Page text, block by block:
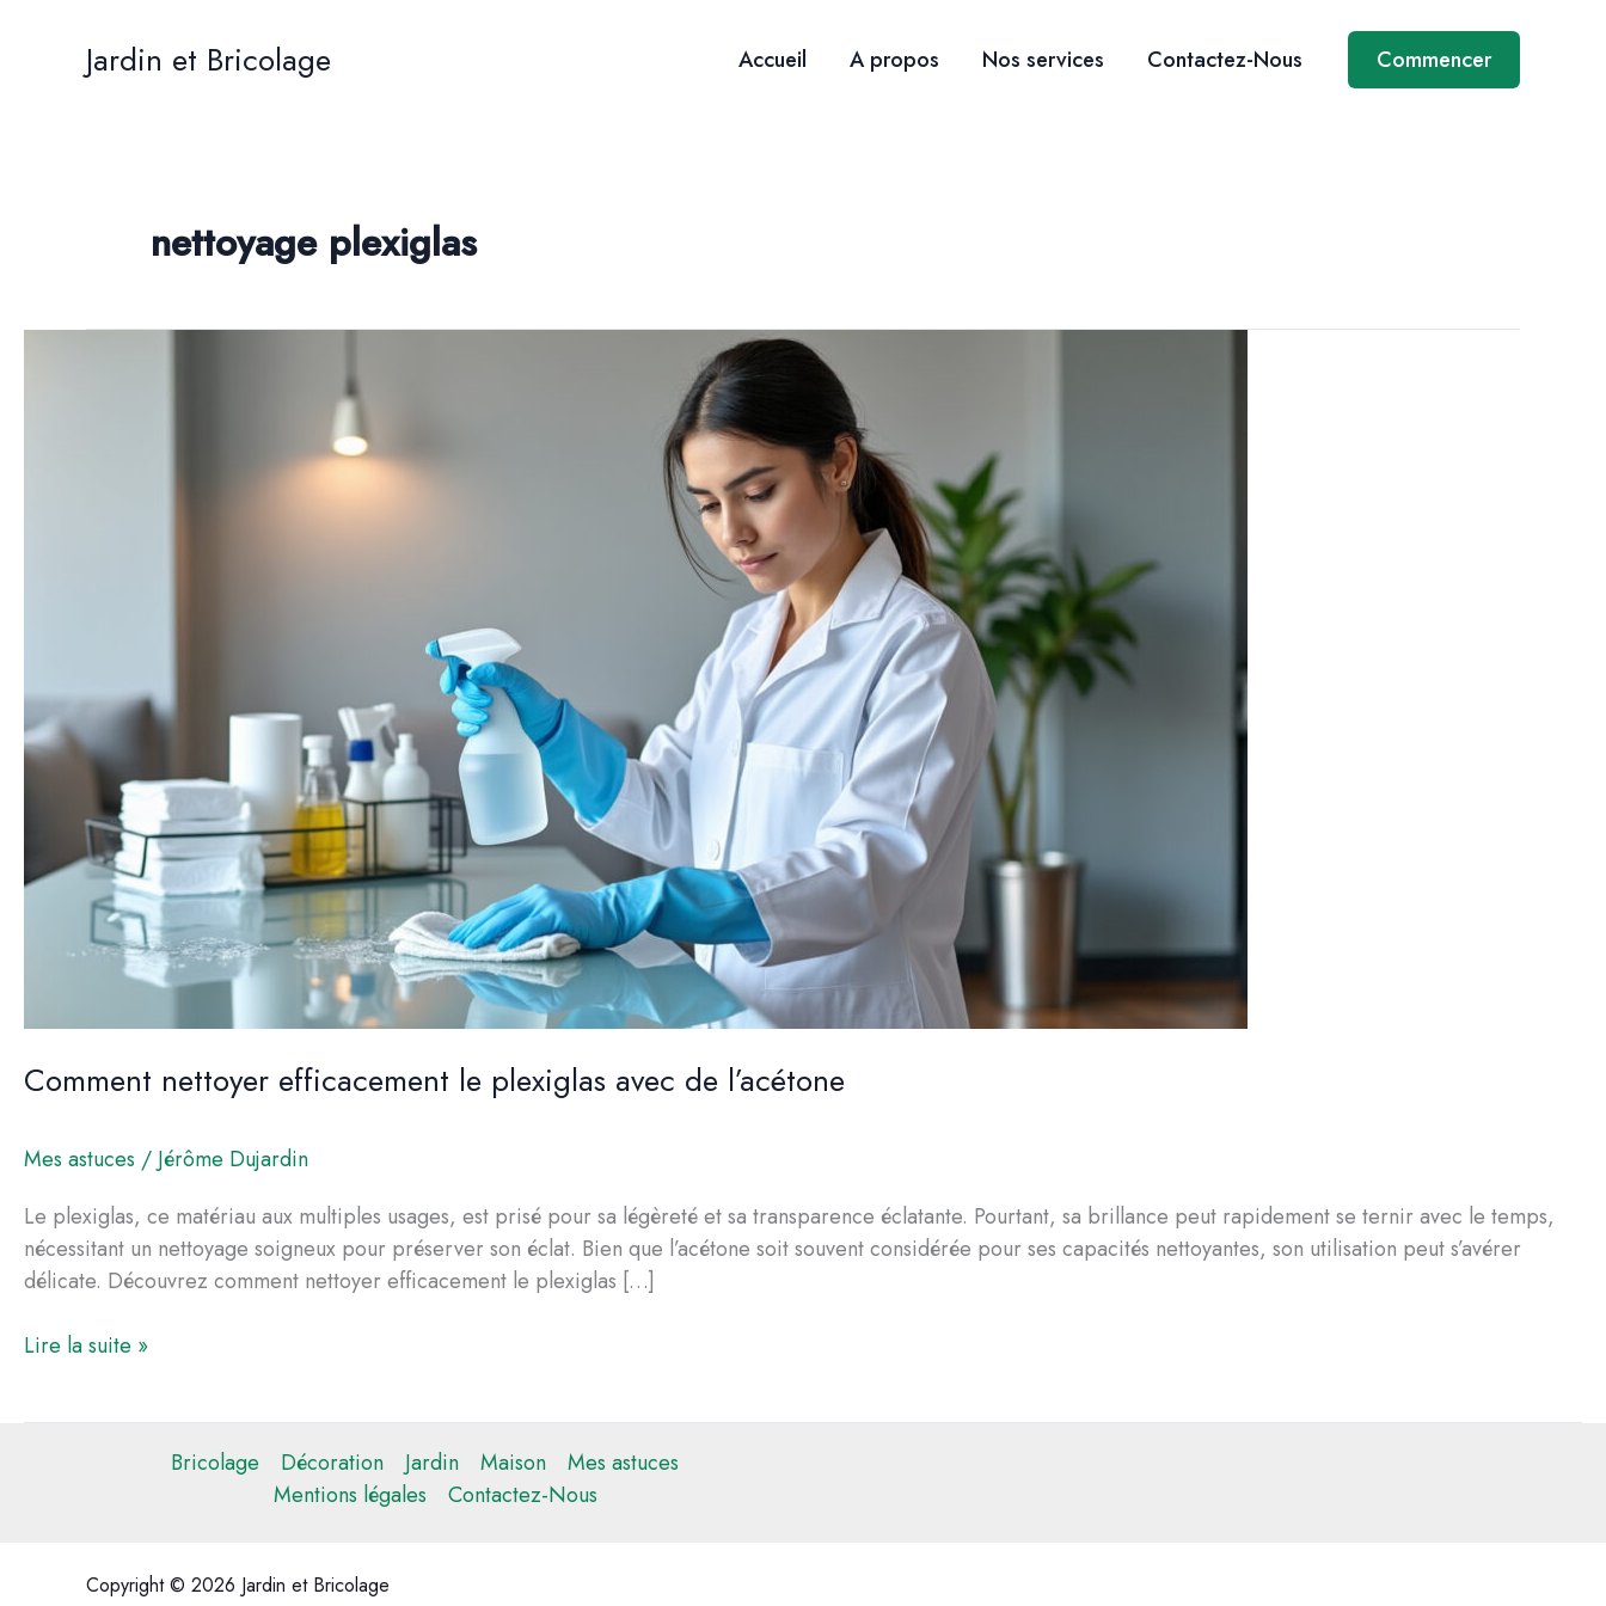
Jardin et Bricolage Accueil A propos Nos services Contactez-Nous Commencer
nettoyage plexiglas
Comment nettoyer efficacement le plexiglas avec de l’acétone
Mes astuces / Jérôme Dujardin
Le plexiglas, ce matériau aux multiples usages, est prisé pour sa légèreté et sa transparence éclatante. Pourtant, sa brillance peut rapidement se ternir avec le temps,
nécessitant un nettoyage soigneux pour préserver son éclat. Bien que l’acétone soit souvent considérée pour ses capacités nettoyantes, son utilisation peut s’avérer
délicate. Découvrez comment nettoyer efficacement le plexiglas […]
Comment
l’acétone
Lire la suite »
Bricolage Décoration Jardin Maison
Mes astuces
Mentions légales
Contactez-Nous
Copyright © 2026 Jardin et Bricolage